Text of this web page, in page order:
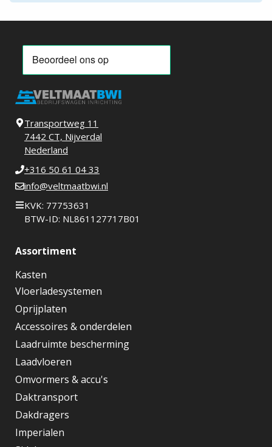
Transportweg 11
7442 CT, Nijverdal
Nederland
+316 50 61 04 33
info@veltmaatbwi.nl
KVK: 77753631
BTW-ID: NL861127717B01
Assortiment
Kasten
Vloerladesystemen
Oprijplaten
Accessoires & onderdelen
Laadruimte bescherming
Laadvloeren
Omvormers & accu's
Daktransport
Dakdragers
Imperialen